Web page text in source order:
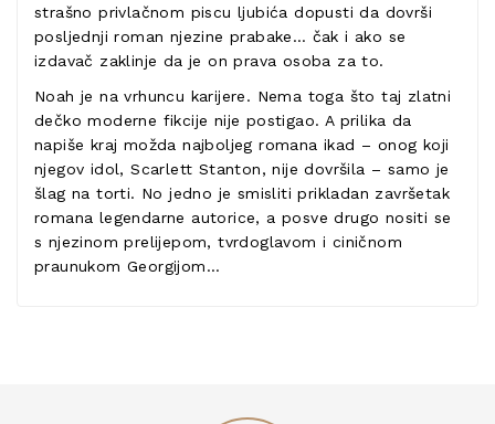
strašno privlačnom piscu ljubića dopusti da dovrši
posljednji roman njezine prabake… čak i ako se
izdavač zaklinje da je on prava osoba za to.
Noah je na vrhuncu karijere. Nema toga što taj zlatni
dečko moderne fikcije nije postigao. A prilika da
napiše kraj možda najboljeg romana ikad – onog koji
njegov idol, Scarlett Stanton, nije dovršila – samo je
šlag na torti. No jedno je smisliti prikladan završetak
romana legendarne autorice, a posve drugo nositi se
s njezinom prelijepom, tvrdoglavom i ciničnom
praunukom Georgijom…